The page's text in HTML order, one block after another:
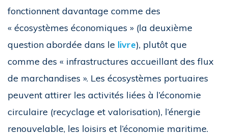
fonctionnent davantage comme des
« écosystèmes économiques » (la deuxième
question abordée dans le livre), plutôt que
comme des « infrastructures accueillant des flux
de marchandises ». Les écosystèmes portuaires
peuvent attirer les activités liées à l’économie
circulaire (recyclage et valorisation), l’énergie
renouvelable, les loisirs et l’économie maritime.